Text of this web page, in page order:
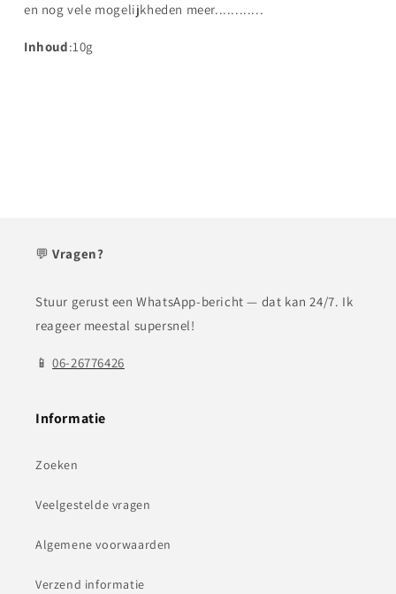
en nog vele mogelijkheden meer............
Inhoud:10g
💬Vragen?
Stuur gerust een WhatsApp-bericht — dat kan 24/7. Ik
reageer meestal supersnel!
📱06-26776426
Informatie
Zoeken
Veelgestelde vragen
Algemene voorwaarden
Verzend informatie